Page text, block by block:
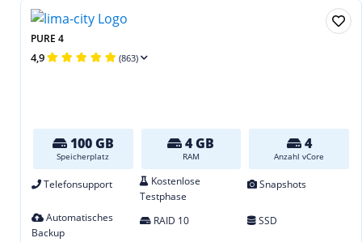
PURE 4
4,9 (863)
100 GB
Speicherplatz
4 GB
RAM
4
Anzahl vCore
Telefonsupport
Kostenlose
Testphase
Snapshots
Automatisches
Backup
RAID 10 SSD